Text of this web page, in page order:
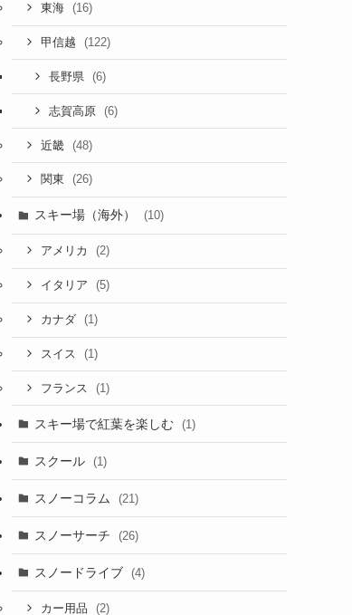
東海 (16)
甲信越 (122)
長野県 (6)
志賀高原 (6)
近畿 (48)
関東 (26)
スキー場（海外） (10)
アメリカ (2)
イタリア (5)
カナダ (1)
スイス (1)
フランス (1)
スキー場で紅葉を楽しむ (1)
スクール (1)
スノーコラム (21)
スノーサーチ (26)
スノードライブ (4)
カー用品 (2)